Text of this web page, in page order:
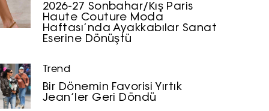
2026-27 Sonbahar/Kış Paris
Haute Couture Moda
Haftası’nda Ayakkabılar Sanat
Eserine Dönüştü
Trend
Bir Dönemin Favorisi Yırtık
Jean’ler Geri Döndü